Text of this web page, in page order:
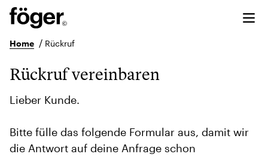
Home / Rückruf
Rückruf vereinbaren
Lieber Kunde.
Bitte fülle das folgende Formular aus, damit wir
die Antwort auf deine Anfrage schon